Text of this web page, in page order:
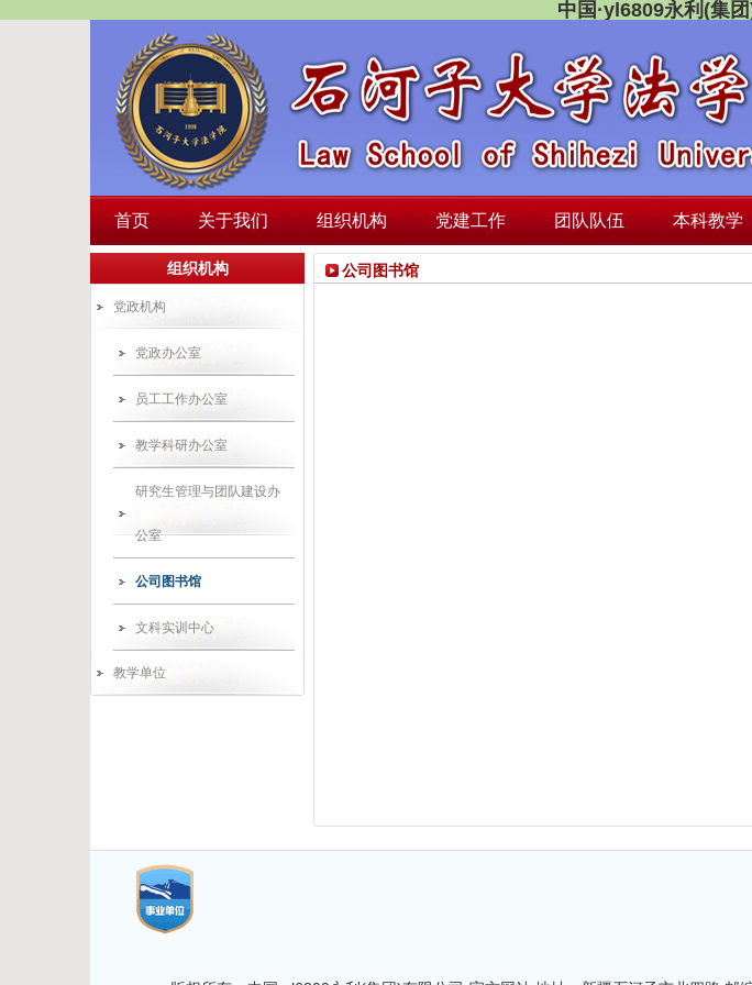
中国·yl6809永利(集
首页 关于我们 组织机构 党建工作 团队队伍 本科教学
组织机构
党政机构
党政办公室
员工工作办公室
教学科研办公室
研究生管理与团队建设办
公室
公司图书馆
文科实训中心
教学单位
公司图书馆